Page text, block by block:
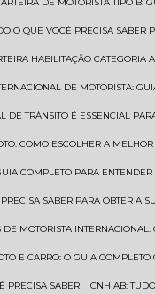
O QUE VOCÊ PRECISA SABER
HABILITAÇÃO
DE MOTORISTA:
DE TRÂNSITO É ESSENCIAL
COMO ESCOLHER A
COMPLETO PARA ENTENDER
SABER PARA OBTER A
DE MOTORISTA
E CARRO: O GUIA
PRECISA SABER CNH AB: